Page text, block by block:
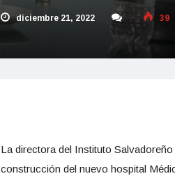
diciembre 21, 2022 39
La directora del Instituto
construcción del nuevo hospital